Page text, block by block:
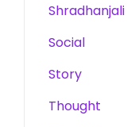
Shradhanjali
Social
Story
Thought